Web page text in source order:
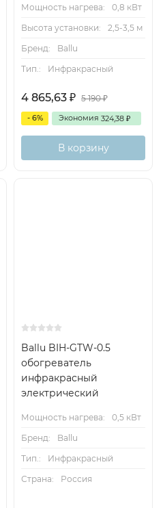
Мощность нагрева:
0,8 кВт
Высота установки:
2,5-3,5 м
Бренд:
Ballu
Тип.:
Инфракрасный
4 865,63 ₽ 5 190₽
- 6% Экономия 324,38 ₽
В корзину
Ballu BIH-GTW-0.5
обогреватель
инфракрасный
электрический
Мощность нагрева:
0,5 кВт
Бренд:
Ballu
Тип.:
Инфракрасный
Страна:
Россия